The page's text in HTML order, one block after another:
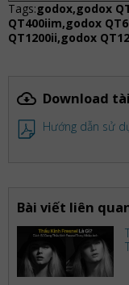
Tags:godox,godox
QT400iim,godox
QT1200ii,godox
Download
Hướng dẫn sử
Bài viết liên